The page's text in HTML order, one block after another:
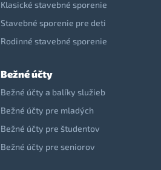
Klasické stavebné sporenie
Stavebné sporenie pre deti
Rodinné stavebné sporenie
Bežné účty
Bežné účty a balíky služieb
Bežné účty pre mladých
Bežné účty pre študentov
Bežné účty pre seniorov